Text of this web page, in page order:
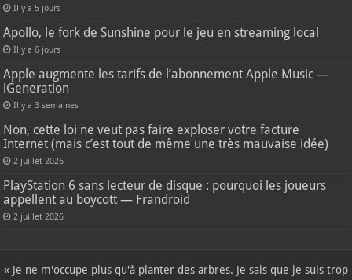
Il y a 5 jours
Apollo, le fork de Sunshine pour le jeu en streaming local
Il y a 6 jours
Apple augmente les tarifs de l’abonnement Apple Music —
iGeneration
Il y a 3 semaines
Non, cette loi ne veut pas faire exploser votre facture
Internet (mais c’est tout de même une très mauvaise idée)
2 juillet 2026
PlayStation 6 sans lecteur de disque : pourquoi les joueurs
appellent au boycott — Frandroid
2 juillet 2026
« Je ne m'occupe plus qu'à planter des arbres. Je sais que je suis trop